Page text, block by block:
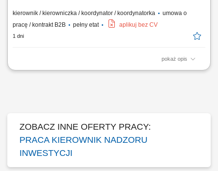
kierownik / kierowniczka / koordynator / koordynatorka
umowa o
pracę / kontrakt B2B
pełny etat aplikuj bez CV
1 dni
pokaż opis
kierowanie i nadzorowanie prac budowlanych zgodnie z dokumentacją
ZOBACZ INNE OFERTY PRACY:
PRACA KIEROWNIK NADZORU
INWESTYCJI